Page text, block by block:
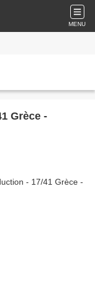
MENU
Grèce -